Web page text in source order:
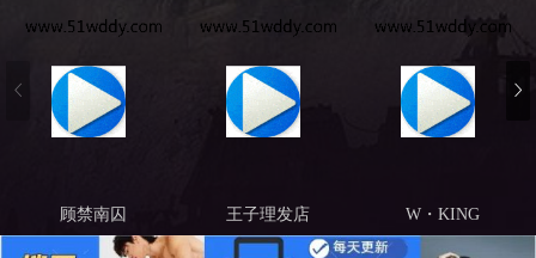
顾禁南囚 王子理发店 W・KING